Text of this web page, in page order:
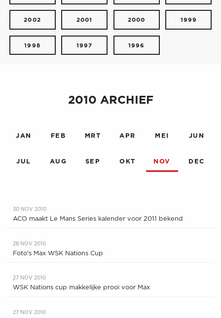
2002 2001 2000 1999
1998 1997 1996
2010 ARCHIEF
JAN FEB MRT APR MEI JUN
JUL AUG SEP OKT NOV DEC
30 NOV 2010
ACO maakt Le Mans Series kalender voor 2011 bekend
28 NOV 2010
Foto's Max WSK Nations Cup
27 NOV 2010
WSK Nations cup makkelijke prooi voor Max
27 NOV 2010